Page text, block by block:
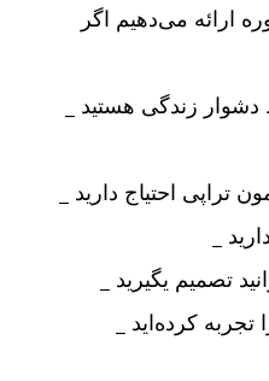
ارائه می‌دهیم اگر